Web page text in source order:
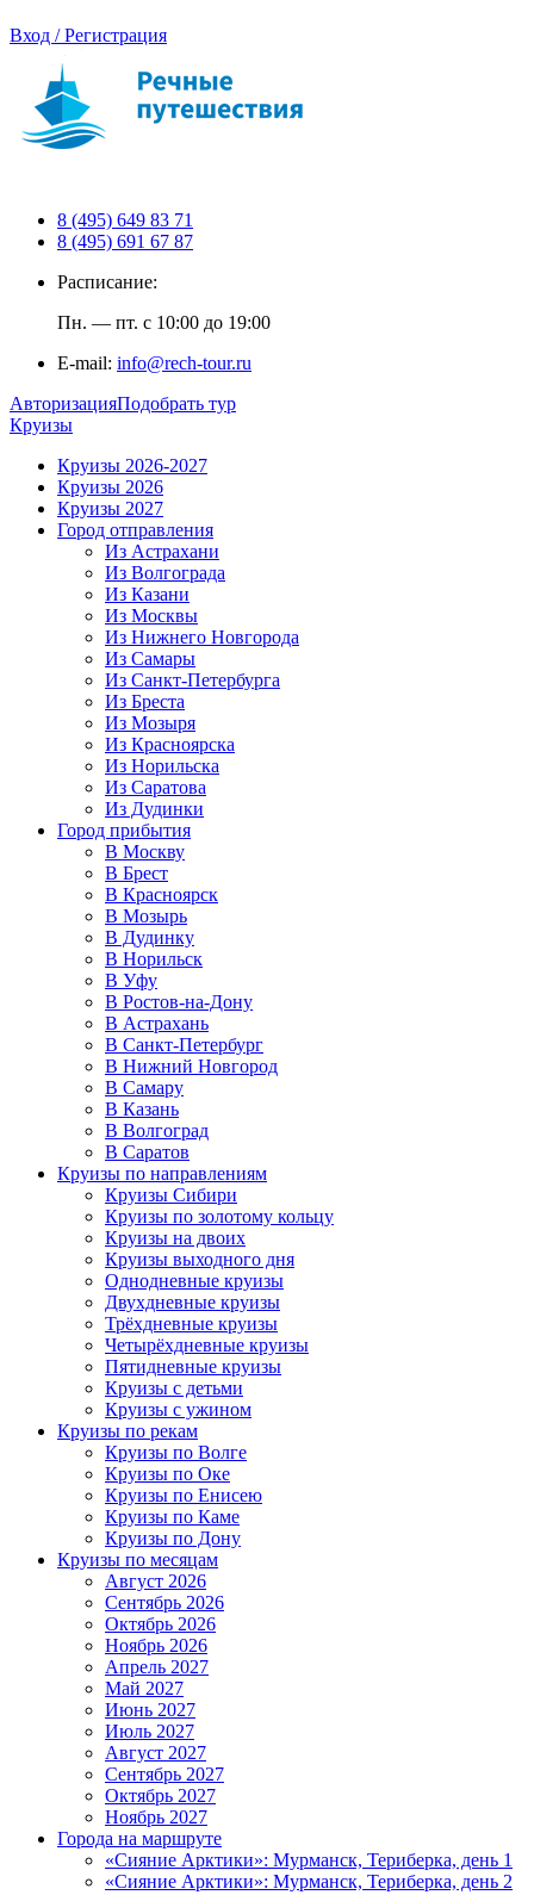
Вход / Регистрация
8 (495) 649 83 71
8 (495) 691 67 87
Расписание:
Пн. — пт. с 10:00 до 19:00
E-mail: info@rech-tour.ru
АвторизацияПодобрать тур
Круизы
Круизы 2026-2027
Круизы 2026
Круизы 2027
Город отправления
Из Астрахани
Из Волгограда
Из Казани
Из Москвы
Из Нижнего Новгорода
Из Самары
Из Санкт-Петербурга
Из Бреста
Из Мозыря
Из Красноярска
Из Норильска
Из Саратова
Из Дудинки
Город прибытия
В Москву
В Брест
В Красноярск
В Мозырь
В Дудинку
В Норильск
В Уфу
В Ростов-на-Дону
В Астрахань
В Санкт-Петербург
В Нижний Новгород
В Самару
В Казань
В Волгоград
В Саратов
Круизы по направлениям
Круизы Сибири
Круизы по золотому кольцу
Круизы на двоих
Круизы выходного дня
Однодневные круизы
Двухдневные круизы
Трёхдневные круизы
Четырёхдневные круизы
Пятидневные круизы
Круизы с детьми
Круизы с ужином
Круизы по рекам
Круизы по Волге
Круизы по Оке
Круизы по Енисею
Круизы по Каме
Круизы по Дону
Круизы по месяцам
Август 2026
Сентябрь 2026
Октябрь 2026
Ноябрь 2026
Апрель 2027
Май 2027
Июнь 2027
Июль 2027
Август 2027
Сентябрь 2027
Октябрь 2027
Ноябрь 2027
Города на маршруте
«Сияние Арктики»: Мурманск, Териберка, день 1
«Сияние Арктики»: Мурманск, Териберка, день 2